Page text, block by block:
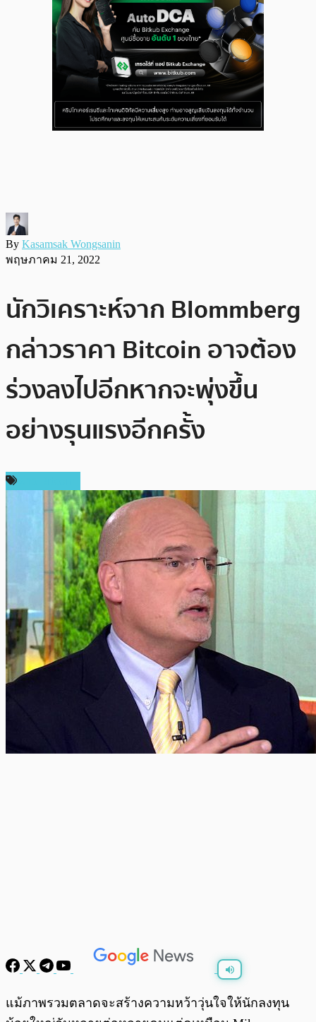
By Kasamsak Wongsanin
พฤษภาคม 21, 2022
นักวิเคราะห์จาก Blommberg
กล่าวราคา Bitcoin อาจต้อง
ร่วงลงไปอีกหากจะพุ่งขึ้น
อย่างรุนแรงอีกครั้ง
0:00
แม้ภาพรวมตลาดจะสร้างความหว้าวุ่นใจให้นักลงทุน